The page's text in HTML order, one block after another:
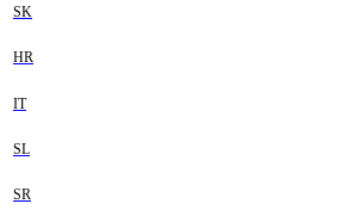
SK
HR
IT
SL
SR